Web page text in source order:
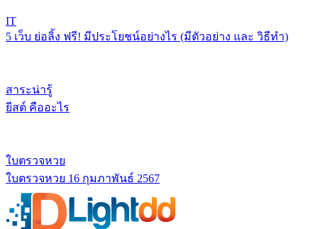
IT
5 เว็บ ย่อลิ้ง ฟรี! มีประโยชน์อย่างไร (มีตัวอย่าง และ วิธีทำ)
สาระน่ารู้
ยีสต์ คืออะไร
ใบตรวจหวย
ใบตรวจหวย 16 กุมภาพันธ์ 2567